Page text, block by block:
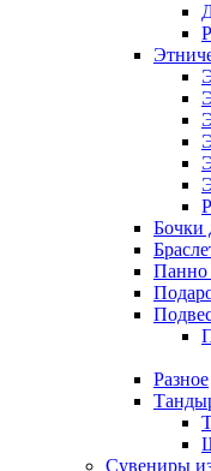
Бочки
Панно
Разное
Сувениры